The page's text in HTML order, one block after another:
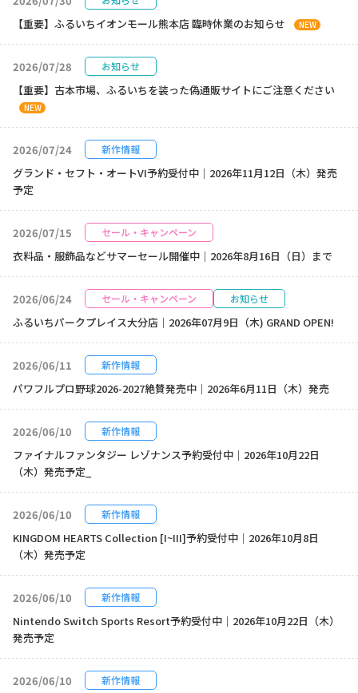
【重要】ふるいちイオンモール熊本店 臨時休業のお知らせ NEW
2026/07/28 お知らせ
【重要】古本市場、ふるいちを装った偽通販サイトにご注意ください
NEW
2026/07/24 新作情報
グランド・セフト・オートVI予約受付中｜2026年11月12日（木）発売
予定
2026/07/15 セール・キャンペーン
衣料品・服飾品などサマーセール開催中｜2026年8月16日（日）まで
2026/06/24 セール・キャンペーン お知らせ
ふるいちパークプレイス大分店｜2026年07月9日（木) GRAND OPEN!
2026/06/11 新作情報
パワフルプロ野球2026-2027絶賛発売中｜2026年6月11日（木）発売
2026/06/10 新作情報
ファイナルファンタジー レゾナンス予約受付中｜2026年10月22日
（木）発売予定_
2026/06/10 新作情報
KINGDOM HEARTS Collection [I~III]予約受付中｜2026年10月8日
（木）発売予定
2026/06/10 新作情報
Nintendo Switch Sports Resort予約受付中｜2026年10月22日（木）
発売予定
2026/06/10 新作情報